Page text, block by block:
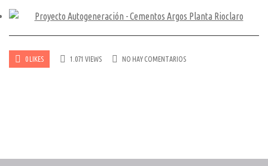
0 LIKES 1.071 VIEWS NO HAY COMENTARIOS